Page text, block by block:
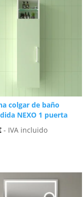
colgar de baño
NEXO 1 puerta
- IVA incluido